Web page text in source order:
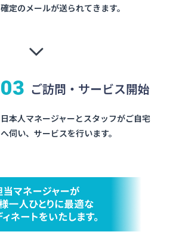
確定のメールが送られてきます。
03 ご訪問・サービス開始
日本人マネージャーとスタッフがご自宅
へ伺い、サービスを行います。